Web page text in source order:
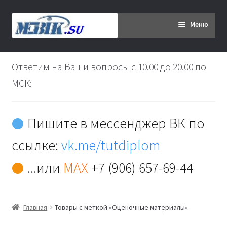
Перейти
к
Перейти
к
Меню
Главная
Дипломникам
Контакты
Ответим на Ваши вопросы с 10.00 до 20.00 по
МСК:
Пишите в мессенджер ВК по
ссылке:vk.me/tutdiplom
...или MAX +7 (906) 657-69-44
Главная Товары с меткой «Оценочные материалы»